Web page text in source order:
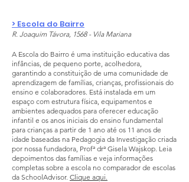
> Escola do Bairro
R. Joaquim Távora, 1568 - Vila Mariana
A Escola do Bairro é uma instituição educativa das
infâncias, de pequeno porte, acolhedora,
garantindo a constituição de uma comunidade de
aprendizagem de famílias, crianças, profissionais do
ensino e colaboradores. Está instalada em um
espaço com estrutura física, equipamentos e
ambientes adequados para oferecer educação
infantil e os anos iniciais do ensino fundamental
para crianças a partir de 1 ano até os 11 anos de
idade baseadas na Pedagogia da Investigação criada
por nossa fundadora, Profª drª Gisela Wajskop. Leia
depoimentos das famílias e veja informações
completas sobre a escola no comparador de escolas
da SchoolAdvisor. Clique aqui.